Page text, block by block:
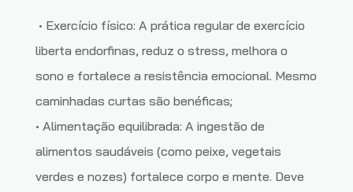
• Exercício físico: A prática regular de exercício
liberta endorfinas, reduz o stress, melhora o
sono e fortalece a resistência emocional. Mesmo
caminhadas curtas são benéficas;
• Alimentação equilibrada: A ingestão de
alimentos saudáveis (como peixe, vegetais
verdes e nozes) fortalece corpo e mente. Deve